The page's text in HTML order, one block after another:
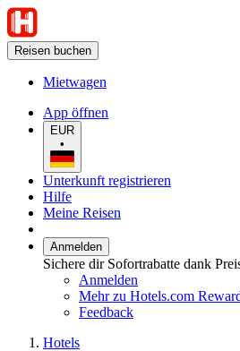
Reisen buchen
Mietwagen
App öffnen
EUR
•
Unterkunft registrieren
Hilfe
Meine Reisen
Anmelden
Sichere dir Sofortrabatte dank
Anmelden
Mehr zu Hotels.com
Feedback
Hotels